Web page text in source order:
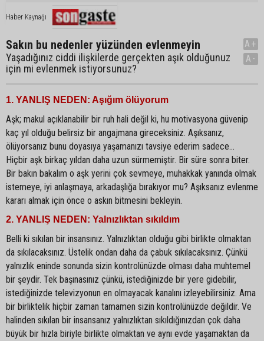
Haber Kaynağı
Sakın bu nedenler yüzünden evlenmeyin
Yaşadığınız ciddi ilişkilerde gerçekten aşık olduğunuz
için mi evlenmek istiyorsunuz?
A+
A-
1. YANLIŞ NEDEN: Aşığım ölüyorum
Aşk; makul açıklanabilir bir ruh hali değil ki, hu motivasyona güvenip
kaç yıl olduğu belirsiz bir angajmana gireceksiniz. Aşıksanız,
ölüyorsanız bunu doyasıya yaşamanızı tavsiye ederim sadece...
Hiçbir aşk birkaç yıldan daha uzun sürmemiştir. Bir süre sonra biter.
Bir bakın bakalım o aşk yerini çok sevmeye, muhakkak yanında olmak
istemeye, iyi anlaşmaya, arkadaşlığa bırakıyor mu? Aşıksanız evlenme
kararı almak için önce o askın bitmesini bekleyin.
2. YANLIŞ NEDEN: Yalnızlıktan sıkıldım
Belli ki sıkılan bir insansınız. Yalnızlıktan olduğu gibi birlikte olmaktan
da sıkılacaksınız. Üstelik ondan daha da çabuk sıkılacaksınız. Çünkü
yalnızlık eninde sonunda sizin kontrolünüzde olması daha muhtemel
bir şeydir. Tek başınasınız çünkü, istediğinizde bir yere gidebilir,
istediğinizde televizyonun en olmayacak kanalını izleyebilirsiniz. Ama
bir birliktelik hiçbir zaman tamamen sizin kontrolünüzde değildir. Ve
halinden sıkılan bir insansanız yalnızlıktan sıkıldığınızdan çok daha
büyük bir hızla biriyle birlikte olmaktan ve aynı evde yaşamaktan da